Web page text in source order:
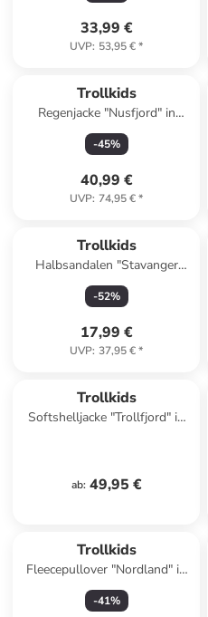
33,99 €
UVP: 53,95 €*
Trollkids
Regenjacke "Nusfjord" in
Grün/ Blau
-45%
40,99 €
UVP: 74,95 €*
Trollkids
Halbsandalen "Stavanger
Sandal XT" in Hellblau/ Pink
-52%
17,99 €
UVP: 37,95 €*
Trollkids
Softshelljacke "Trollfjord" in
ab: 49,95 €
Trollkids
Fleecepullover "Nordland" in
Pink
-41%